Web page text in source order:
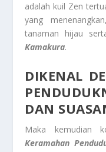
adalah kuil Zen
yang
tanaman hijau
Kamakura.
DIKENAL
DAN
Maka kemudian
Keramahan